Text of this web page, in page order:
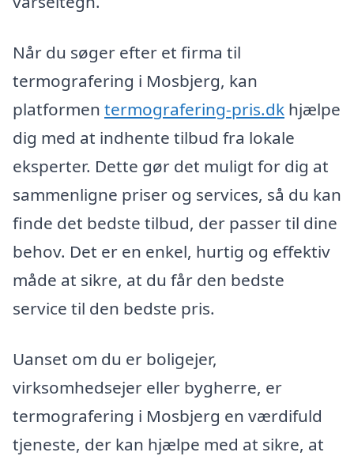
Når du søger efter et firma til
termografering i Mosbjerg, kan
platformen termografering-pris.dk hjælpe
dig med at indhente tilbud fra lokale
eksperter. Dette gør det muligt for dig at
sammenligne priser og services, så du kan
finde det bedste tilbud, der passer til dine
behov. Det er en enkel, hurtig og effektiv
måde at sikre, at du får den bedste
service til den bedste pris.
Uanset om du er boligejer,
virksomhedsejer eller bygherre, er
termografering i Mosbjerg en værdifuld
tjeneste, der kan hjælpe med at sikre, at